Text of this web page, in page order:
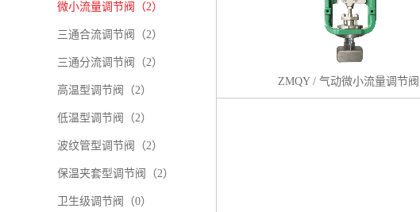
微小流量调节阀（2）
三通合流调节阀（2）
三通分流调节阀（2）
高温型调节阀（2）
低温型调节阀（2）
波纹管型调节阀（2）
保温夹套型调节阀（2）
卫生级调节阀（0）
ZMQY / 气动微小流量调节阀